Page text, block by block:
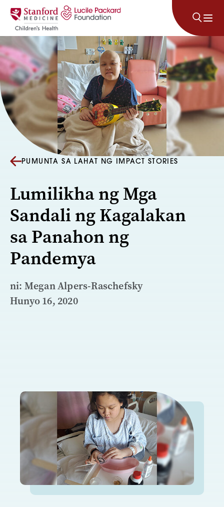
Lumaktaw sa nilalaman
PUMUNTA SA LAHAT NG IMPACT STORIES
Lumilikha ng Mga
Sandali ng Kagalakan
sa Panahon ng
Pandemya
ni: Megan Alpers-Raschefsky
Hunyo 16, 2020